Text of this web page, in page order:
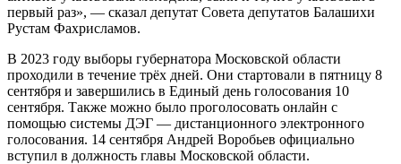
первый раз», — сказал депутат Совета депутатов Балашихи
Рустам Фахрисламов.
В 2023 году выборы губернатора Московской области
проходили в течение трёх дней. Они стартовали в пятницу 8
сентября и завершились в Единый день голосования 10
сентября. Также можно было проголосовать онлайн с
помощью системы ДЭГ — дистанционного электронного
голосования. 14 сентября Андрей Воробьев официально
вступил в должность главы Московской области.